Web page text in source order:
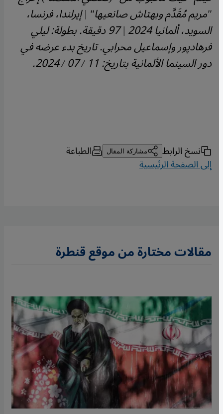
"مريم مُقَدَّم وبهتاش صانعيها" | إيرلندا، فرنسا،
السويد، ألمانيا 2024 | 97 دقيقة. بطولة: ليلي
فرهادپور وإسماعيل محرابي. تاريخ بدء عرضه في
دور السينما الألمانية بتاريخ: 11 / 07 / 2024.
نسخ الرابط مشاركة المقال الطباعة
إلى الصفحة الرئيسية
مقالات مختارة من موقع قنطرة